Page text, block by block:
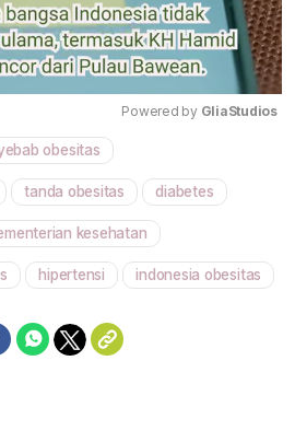
Powered by GliaStudios
obesitas
tanda obesitas diabetes
kesehatan
hipertensi indonesia obesitas